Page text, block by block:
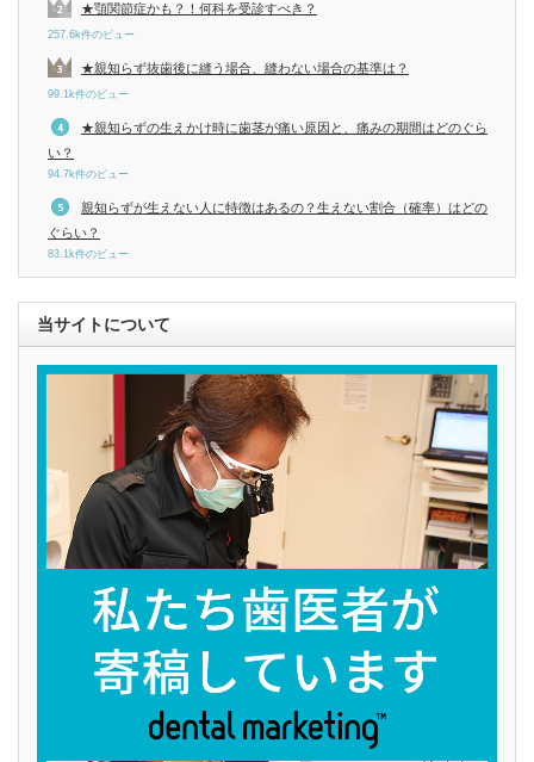
★顎関節症かも？！何科を受診すべき？
257.6k件のビュー
★親知らず抜歯後に縫う場合、縫わない場合の基準は？
99.1k件のビュー
★親知らずの生えかけ時に歯茎が痛い原因と、痛みの期間はどのぐら
い？
94.7k件のビュー
親知らずが生えない人に特徴はあるの？生えない割合（確率）はどの
ぐらい？
83.1k件のビュー
当サイトについて